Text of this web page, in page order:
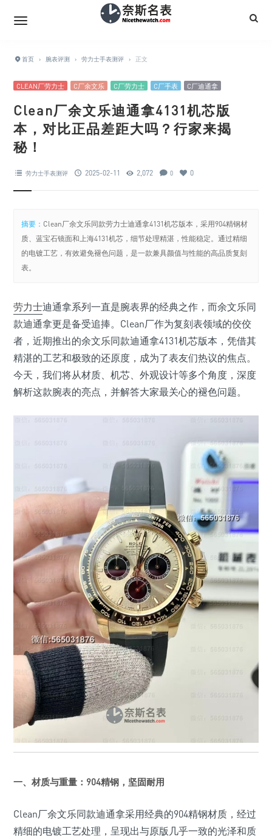
首页 › 腕表评测 › 劳力士手表测评 › 正文
CLEAN厂劳力士 C厂余文乐 C厂劳力士 C厂手表 C厂迪通拿
Clean厂余文乐迪通拿4131机芯版
本，对比正品差距大吗？行家来揭
秘！
劳力士手表测评 2025-02-11 2,072 0 0
摘要： Clean厂余文乐同款劳力士迪通拿4131机芯版本，采用904精钢材
质、蓝宝石镜面和上海4131机芯，细节处理精湛，性能稳定。通过精细
的电镀工艺，有效避免褪色问题，是一款兼具颜值与性能的高品质复刻
表。
劳力士迪通拿系列一直是腕表界的经典之作，而余文乐同
款迪通拿更是备受追捧。Clean厂作为复刻表领域的佼佼
者，近期推出的余文乐同款迪通拿4131机芯版本，凭借其
精湛的工艺和极致的还原度，成为了表友们热议的焦点。
今天，我们将从材质、机芯、外观设计等多个角度，深度
解析这款腕表的亮点，并解答大家最关心的褪色问题。
一、材质与重量：904精钢，坚固耐用
Clean厂余文乐同款迪通拿采用经典的904精钢材质，经过
精细的电镀工艺处理，呈现出与原版几乎一致的光泽和质